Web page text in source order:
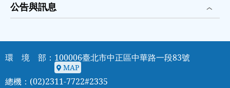
公告與訊息
環 境 部：100006臺北市中正區中華路一段83號
MAP
MAP
總機：(02)2311-7722#2335